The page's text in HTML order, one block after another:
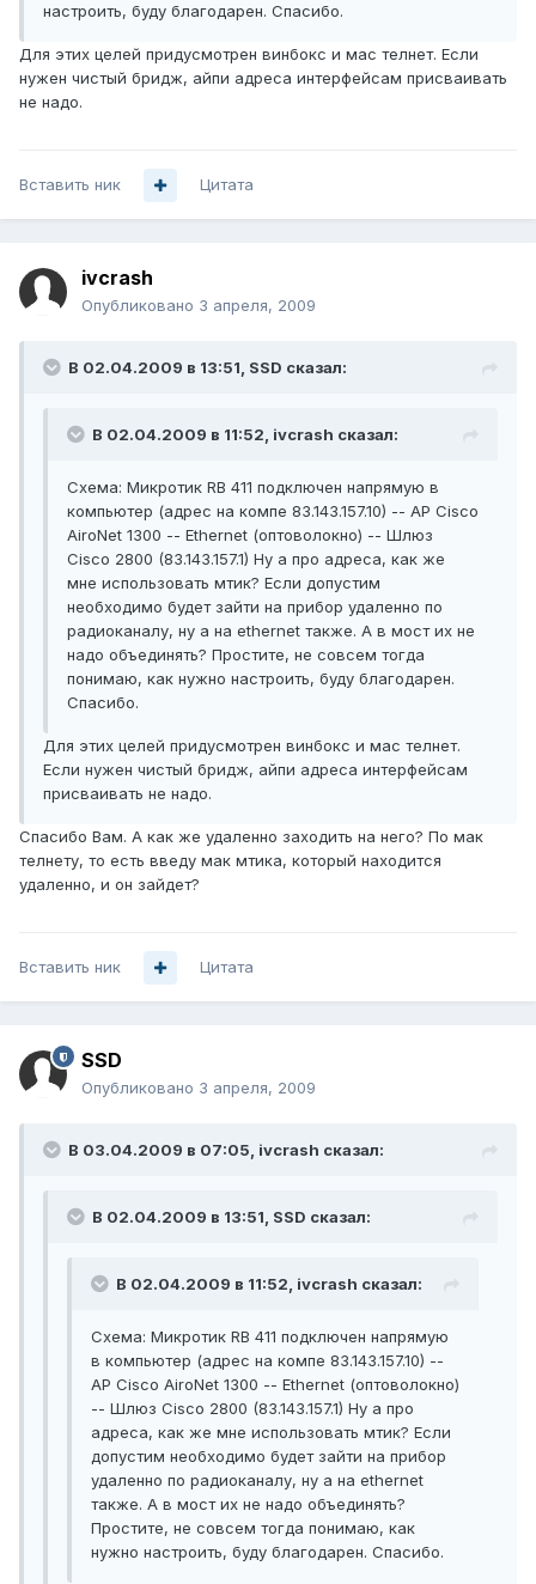
настроить, буду благодарен. Спасибо.
Для этих целей придусмотрен винбокс и мас телнет. Если
нужен чистый бридж, айпи адреса интерфейсам присваивать
не надо.
Вставить ник Цитата
ivcrash
Опубликовано 3 апреля, 2009
В 02.04.2009 в 13:51, SSD сказал:
В 02.04.2009 в 11:52, ivcrash сказал:
Схема: Микротик RB 411 подключен напрямую в
компьютер (адрес на компе 83.143.157.10) -- AP Cisco
AiroNet 1300 -- Ethernet (оптоволокно) -- Шлюз
Cisco 2800 (83.143.157.1) Ну а про адреса, как же
мне использовать мтик? Если допустим
необходимо будет зайти на прибор удаленно по
радиоканалу, ну а на ethernet также. А в мост их не
надо объединять? Простите, не совсем тогда
понимаю, как нужно настроить, буду благодарен.
Спасибо.
Для этих целей придусмотрен винбокс и мас телнет.
Если нужен чистый бридж, айпи адреса интерфейсам
присваивать не надо.
Спасибо Вам. А как же удаленно заходить на него? По мак
телнету, то есть введу мак мтика, который находится
удаленно, и он зайдет?
Вставить ник Цитата
SSD
Опубликовано 3 апреля, 2009
В 03.04.2009 в 07:05, ivcrash сказал:
В 02.04.2009 в 13:51, SSD сказал:
В 02.04.2009 в 11:52, ivcrash сказал:
Схема: Микротик RB 411 подключен напрямую
в компьютер (адрес на компе 83.143.157.10) --
AP Cisco AiroNet 1300 -- Ethernet (оптоволокно)
-- Шлюз Cisco 2800 (83.143.157.1) Ну а про
адреса, как же мне использовать мтик? Если
допустим необходимо будет зайти на прибор
удаленно по радиоканалу, ну а на ethernet
также. А в мост их не надо объединять?
Простите, не совсем тогда понимаю, как
нужно настроить, буду благодарен. Спасибо.